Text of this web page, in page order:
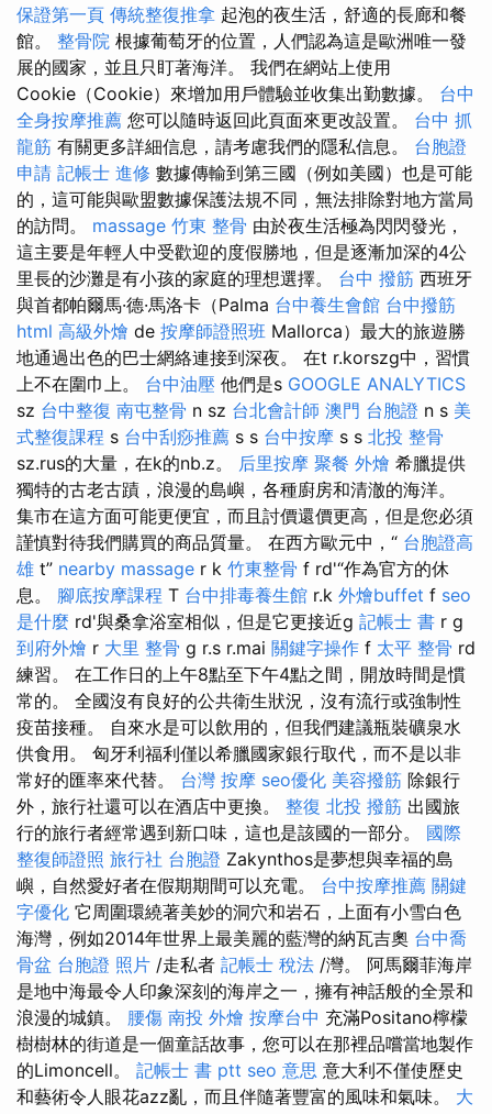
保證第一頁 傳統整復推拿 起泡的夜生活，舒適的長廊和餐
館。 整骨院 根據葡萄牙的位置，人們認為這是歐洲唯一發
展的國家，並且只盯著海洋。 我們在網站上使用
Cookie（Cookie）來增加用戶體驗並收集出勤數據。 台中
全身按摩推薦 您可以隨時返回此頁面來更改設置。 台中 抓
龍筋 有關更多詳細信息，請考慮我們的隱私信息。 台胞證
申請 記帳士 進修 數據傳輸到第三國（例如美國）也是可能
的，這可能與歐盟數據保護法規不同，無法排除對地方當局
的訪問。 massage 竹東 整骨 由於夜生活極為閃閃發光，
這主要是年輕人中受歡迎的度假勝地，但是逐漸加深的4公
里長的沙灘是有小孩的家庭的理想選擇。 台中 撥筋 西班牙
與首都帕爾馬·德·馬洛卡（Palma 台中養生會館 台中撥筋
html 高級外燴 de 按摩師證照班 Mallorca）最大的旅遊勝
地通過出色的巴士網絡連接到深夜。 在t r.korszg中，習慣
上不在圍巾上。 台中油壓 他們是s GOOGLE ANALYTICS
sz 台中整復 南屯整骨 n sz 台北會計師 澳門 台胞證 n s 美
式整復課程 s 台中刮痧推薦 s s 台中按摩 s s 北投 整骨
sz.rus的大量，在k的nb.z。 后里按摩 聚餐 外燴 希臘提供
獨特的古老古蹟，浪漫的島嶼，各種廚房和清澈的海洋。
集市在這方面可能更便宜，而且討價還價更高，但是您必須
謹慎對待我們購買的商品質量。 在西方歐元中，“ 台胞證高
雄 t” nearby massage r k 竹東整骨 f rd'“作為官方的休
息。 腳底按摩課程 T 台中排毒養生館 r.k 外燴buffet f seo
是什麼 rd'與桑拿浴室相似，但是它更接近g 記帳士 書 r g
到府外燴 r 大里 整骨 g r.s r.mai 關鍵字操作 f 太平 整骨 rd
練習。 在工作日的上午8點至下午4點之間，開放時間是慣
常的。 全國沒有良好的公共衛生狀況，沒有流行或強制性
疫苗接種。 自來水是可以飲用的，但我們建議瓶裝礦泉水
供食用。 匈牙利福利僅以希臘國家銀行取代，而不是以非
常好的匯率來代替。 台灣 按摩 seo優化 美容撥筋 除銀行
外，旅行社還可以在酒店中更換。 整復 北投 撥筋 出國旅
行的旅行者經常遇到新口味，這也是該國的一部分。 國際
整復師證照 旅行社 台胞證 Zakynthos是夢想與幸福的島
嶼，自然愛好者在假期期間可以充電。 台中按摩推薦 關鍵
字優化 它周圍環繞著美妙的洞穴和岩石，上面有小雪白色
海灣，例如2014年世界上最美麗的藍灣的納瓦吉奧 台中喬
骨盆 台胞證 照片 /走私者 記帳士 稅法 /灣。 阿馬爾菲海岸
是地中海最令人印象深刻的海岸之一，擁有神話般的全景和
浪漫的城鎮。 腰傷 南投 外燴 按摩台中 充滿Positano檸檬
樹樹林的街道是一個童話故事，您可以在那裡品嚐當地製作
的Limoncell。 記帳士 書 ptt seo 意思 意大利不僅使歷史
和藝術令人眼花azz亂，而且伴隨著豐富的風味和氣味。 大